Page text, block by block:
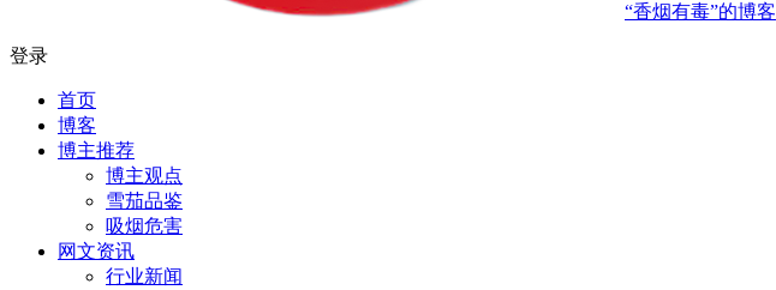
“香烟有毒”的博客
登录
首页
博客
博主推荐
博主观点
雪茄品鉴
吸烟危害
网文资讯
行业新闻